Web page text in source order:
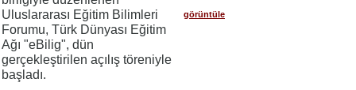
Uluslararası Eğitim Bilimleri
Forumu, Türk Dünyası Eğitim
Ağı "eBilig", dün
gerçekleştirilen açılış töreniyle
başladı.
görüntüle